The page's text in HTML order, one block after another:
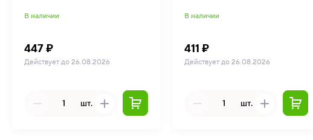
В наличии
447 ₽
Действует до 26.08.2026
шт.
В наличии
411 ₽
Действует до 26.08.2026
шт.